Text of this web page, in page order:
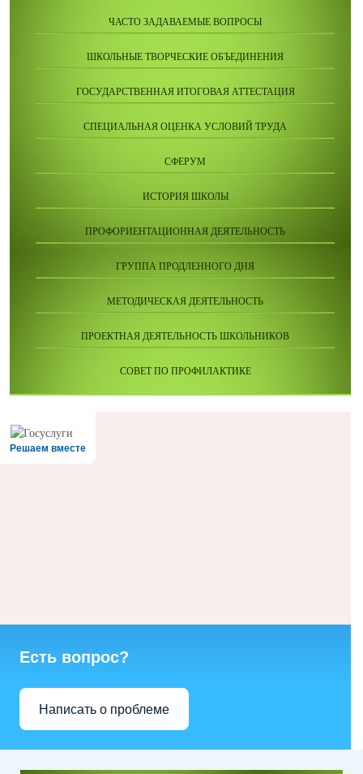
ЧАСТО ЗАДАВАЕМЫЕ ВОПРОСЫ
ШКОЛЬНЫЕ ТВОРЧЕСКИЕ ОБЪЕДИНЕНИЯ
ГОСУДАРСТВЕННАЯ ИТОГОВАЯ АТТЕСТАЦИЯ
СПЕЦИАЛЬНАЯ ОЦЕНКА УСЛОВИЙ ТРУДА
СФЕРУМ
ИСТОРИЯ ШКОЛЫ
ПРОФОРИЕНТАЦИОННАЯ ДЕЯТЕЛЬНОСТЬ
ГРУППА ПРОДЛЕННОГО ДНЯ
МЕТОДИЧЕСКАЯ ДЕЯТЕЛЬНОСТЬ
ПРОЕКТНАЯ ДЕЯТЕЛЬНОСТЬ ШКОЛЬНИКОВ
СОВЕТ ПО ПРОФИЛАКТИКЕ
Решаем вместе
Есть вопрос?
Написать о проблеме